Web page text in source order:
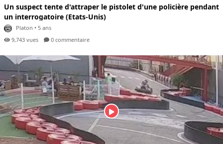
Un suspect tente d'attraper le pistolet d'une policière pendant
un interrogatoire (Etats-Unis)
Platon • 5 ans
9,743 vues
0 commentaire